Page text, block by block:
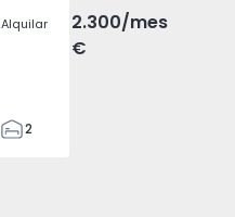
Alquilar
2.300
€
/mes
2